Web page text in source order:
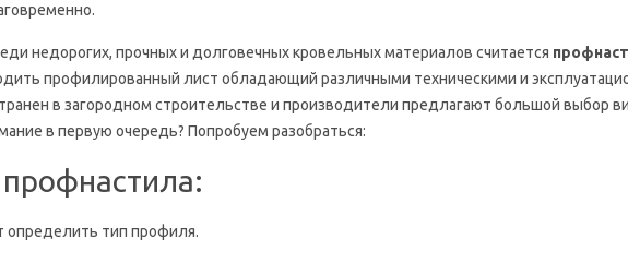
недорогих, прочных и долговечных кровельных материалов считается
профилированный лист обладающий различными техническими и
в загородном строительстве и производители предлагают большой выбор
в первую очередь? Попробуем разобраться:
определить тип профиля.